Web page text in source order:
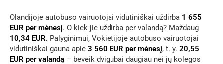
Olandijoje autobuso vairuotojai vidutiniškai uždirba 1 655
EUR per mėnesį. O kiek jie uždirba per valandą? Maždaug
10,34 EUR. Palyginimui, Vokietijoje autobuso vairuotojai
vidutiniškai gauna apie 3 560 EUR per mėnesį, t. y. 20,55
EUR per valandą – beveik dvigubai daugiau nei jų kolegos